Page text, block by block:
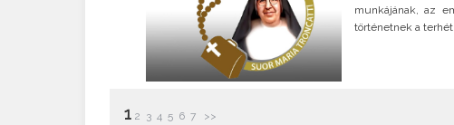
munkájának, az
történetnek a
1 2 3 4 5 6 7 >>